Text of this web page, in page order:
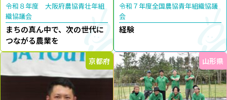
令和８年度 大阪府農協青壮年組
織協議会
まちの真ん中で、次の世代に
つながる農業を
令和７年度全国農協青年組織協議
会
経験
京都府 山形県